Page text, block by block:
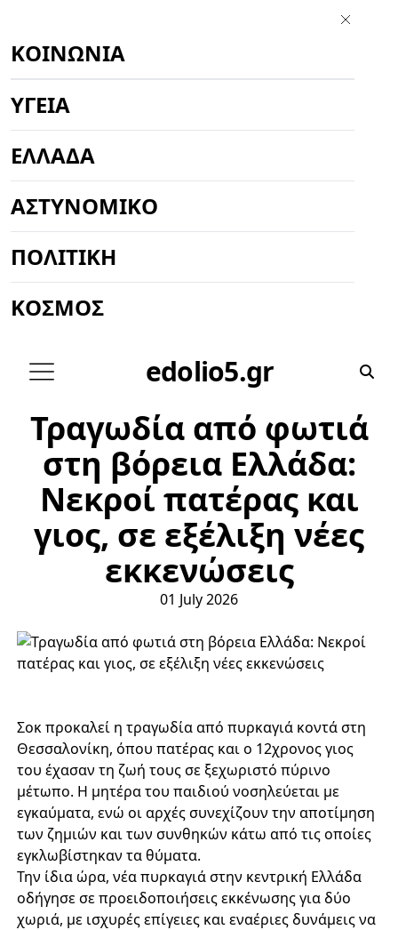
ΚΟΙΝΩΝΊΑ
ΥΓΕΊΑ
ΕΛΛΆΔΑ
ΑΣΤΥΝΟΜΙΚΌ
ΠΟΛΙΤΙΚΉ
ΚΌΣΜΟΣ
edolio5.gr
Τραγωδία από φωτιά
στη βόρεια Ελλάδα:
Νεκροί πατέρας και
γιος, σε εξέλιξη νέες
εκκενώσεις
01 July 2026
Σοκ προκαλεί η τραγωδία από πυρκαγιά κοντά στη
Θεσσαλονίκη, όπου πατέρας και ο 12χρονος γιος
του έχασαν τη ζωή τους σε ξεχωριστό πύρινο
μέτωπο. Η μητέρα του παιδιού νοσηλεύεται με
εγκαύματα, ενώ οι αρχές συνεχίζουν την αποτίμηση
των ζημιών και των συνθηκών κάτω από τις οποίες
εγκλωβίστηκαν τα θύματα.
Την ίδια ώρα, νέα πυρκαγιά στην κεντρική Ελλάδα
οδήγησε σε προειδοποιήσεις εκκένωσης για δύο
χωριά, με ισχυρές επίγειες και εναέριες δυνάμεις να